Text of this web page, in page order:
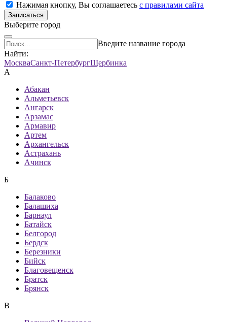
Нажимая кнопку, Вы соглашаетесь c правилами сайта
Записаться
Выберите город
Введите название города
Найти:
МоскваСанкт-ПетербургЩербинка
А
Абакан
Альметьевск
Ангарск
Арзамас
Армавир
Артем
Архангельск
Астрахань
Ачинск
Б
Балаково
Балашиха
Барнаул
Батайск
Белгород
Бердск
Березники
Бийск
Благовещенск
Братск
Брянск
В